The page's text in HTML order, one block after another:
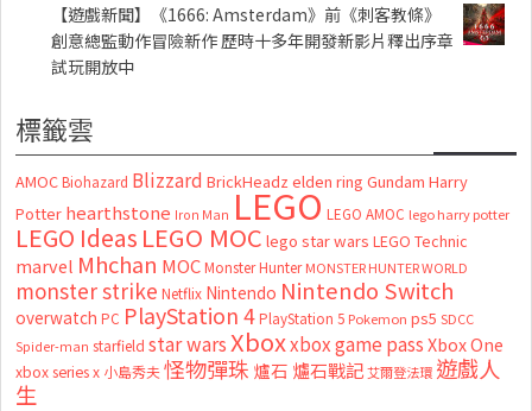
【遊戲新聞】《1666: Amsterdam》前《刺客教條》
創意總監動作冒險新作 歷時十多年開發新影片釋出序章
試玩開放中
標籤雲
AMOC Biohazard Blizzard BrickHeadz elden ring Gundam Harry
Potter hearthstone Iron Man LEGO LEGO AMOC lego harry potter
LEGO Ideas LEGO MOC lego star wars LEGO Technic
marvel Mhchan MOC Monster Hunter MONSTER HUNTER WORLD
monster strike Netflix Nintendo Nintendo Switch
overwatch PC PlayStation 4 PlayStation 5 Pokemon ps5 SDCC
Spider-man starfield star wars Xboxxbox game passXbox One
xbox series x 小島秀夫怪物彈珠 爐石 爐石戰記艾爾登法環 遊戲人
生